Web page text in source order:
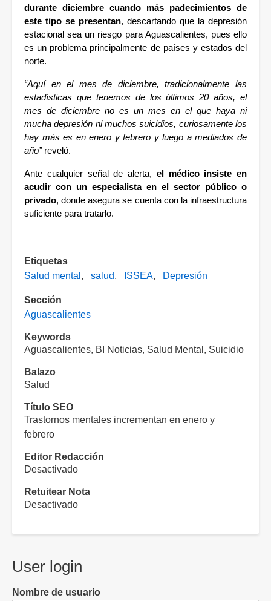
durante diciembre cuando más padecimientos de
este tipo se presentan, descartando que la depresión
estacional sea un riesgo para Aguascalientes, pues ello
es un problema principalmente de países y estados del
norte.
“Aquí en el mes de diciembre, tradicionalmente las
estadísticas que tenemos de los últimos 20 años, el
mes de diciembre no es un mes en el que haya ni
mucha depresión ni muchos suicidios, curiosamente los
hay más es en enero y febrero y luego a mediados de
año” reveló.
Ante cualquier señal de alerta, el médico insiste en
acudir con un especialista en el sector público o
privado, donde asegura se cuenta con la infraestructura
suficiente para tratarlo.
Etiquetas
Salud mental
salud ISSEA Depresión
Sección
Aguascalientes
Keywords
Aguascalientes, BI Noticias, Salud Mental, Suicidio
Balazo
Salud
Título SEO
Trastornos mentales incrementan en enero y
febrero
Editor Redacción
Desactivado
Retuitear Nota
Desactivado
User login
Nombre de usuario